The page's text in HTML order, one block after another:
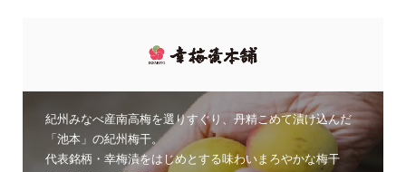
紀州みなべ産南高梅を選りすぐり、丹精こめて漬け込んだ
「池本」の紀州梅干。
代表銘柄・幸梅漬をはじめとする味わいまろやかな梅干